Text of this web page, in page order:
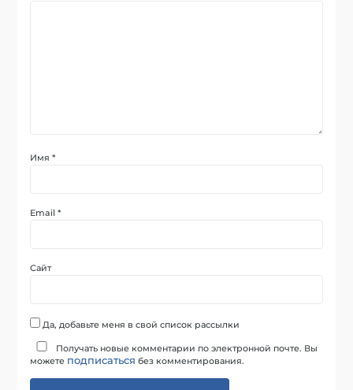
Имя*
Email*
Сайт
Да, добавьте меня в свой список рассылки
Получать новые комментарии по электронной почте. Вы
можете подписаться без комментирования.